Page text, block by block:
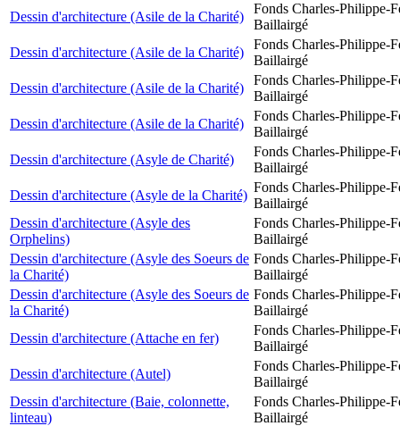
Dessin d'architecture (Asile de la Charité)
Fonds Charles-Philippe-
Baillairgé
Dessin d'architecture (Asile de la Charité)
Fonds Charles-Philippe-
Baillairgé
Dessin d'architecture (Asile de la Charité)
Fonds Charles-Philippe-
Baillairgé
Dessin d'architecture (Asile de la Charité)
Fonds Charles-Philippe-
Baillairgé
Dessin d'architecture (Asyle de Charité)
Fonds Charles-Philippe-
Baillairgé
Dessin d'architecture (Asyle de la Charité)
Fonds Charles-Philippe-
Baillairgé
Dessin d'architecture (Asyle des
Orphelins)
Fonds Charles-Philippe-
Baillairgé
Dessin d'architecture (Asyle des Soeurs de
la Charité)
Fonds Charles-Philippe-
Baillairgé
Dessin d'architecture (Asyle des Soeurs de
la Charité)
Fonds Charles-Philippe-
Baillairgé
Dessin d'architecture (Attache en fer)
Fonds Charles-Philippe-
Baillairgé
Dessin d'architecture (Autel)
Fonds Charles-Philippe-
Baillairgé
Dessin d'architecture (Baie, colonnette,
linteau)
Fonds Charles-Philippe-
Baillairgé